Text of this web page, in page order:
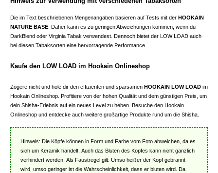
Die im Text beschriebenen Mengenangaben basieren auf Tests mit der HOOKAIN
NATURE BASE . Daher kann es zu geringen Abweichungen kommen, wenn du
DarkBlend oder Virginia Tabak verwendest. Dennoch bietet der LOW LOAD auch
bei diesen Tabaksorten eine hervorragende Performance.
Kaufe den LOW LOAD im Hookain Onlineshop
Zögere nicht und hole dir den effizienten und sparsamen HOOKAIN LOW LOAD im
Hookain Onlineshop. Profitiere von der hohen Qualität und dem günstigen Preis, um
dein Shisha-Erlebnis auf ein neues Level zu heben. Besuche den Hookain
Onlineshop und entdecke auch weitere großartige Produkte rund um die Shisha.
Hinweis: Die Köpfe können in Form und Farbe vom Foto abweichen, da es
sich um Keramik handelt. Auch das Bluten des Kopfes kann nicht gänzlich
verhindert werden. Als Faustregel gilt: Umso heißer der Kopf gebrannt
wird, umso geringer ist die Wahrscheinlichkeit, dass er bluten wird. Da